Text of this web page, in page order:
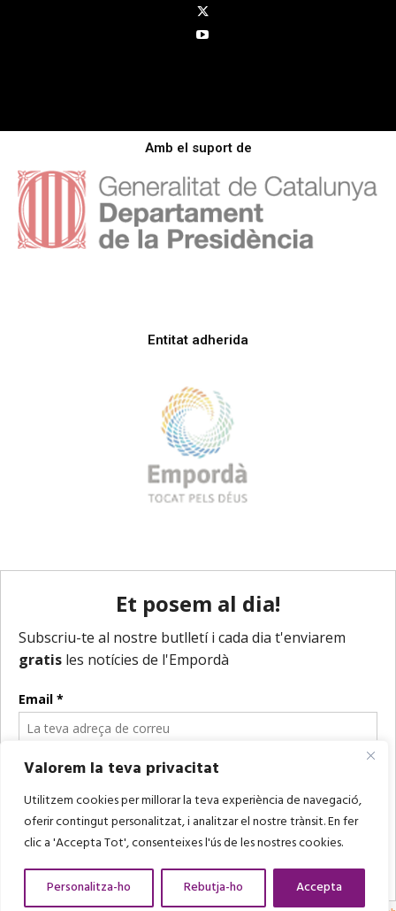
Valorem la teva privacitat
Utilitzem cookies per millorar la teva experiència de navegació,
oferir contingut personalitzat, i analitzar el nostre trànsit. En fer
clic a 'Accepta Tot', consenteixes l'ús de les nostres cookies.
Personalitza-ho Rebutja-ho Accepta
Amb el suport de
Entitat adherida